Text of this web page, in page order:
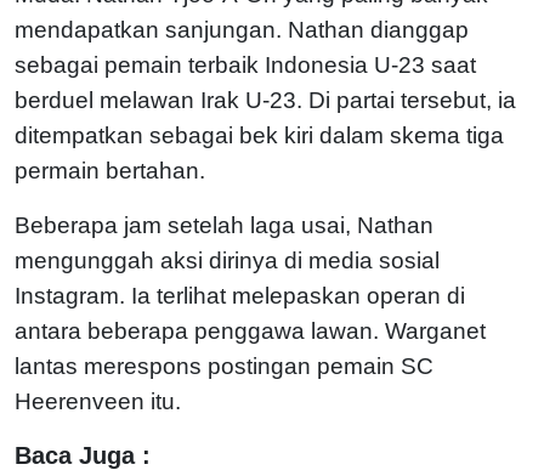
mendapatkan sanjungan. Nathan dianggap
sebagai pemain terbaik Indonesia U-23 saat
berduel melawan Irak U-23. Di partai tersebut, ia
ditempatkan sebagai bek kiri dalam skema tiga
permain bertahan.
Beberapa jam setelah laga usai, Nathan
mengunggah aksi dirinya di media sosial
Instagram. Ia terlihat melepaskan operan di
antara beberapa penggawa lawan. Warganet
lantas merespons postingan pemain SC
Heerenveen itu.
Baca Juga :